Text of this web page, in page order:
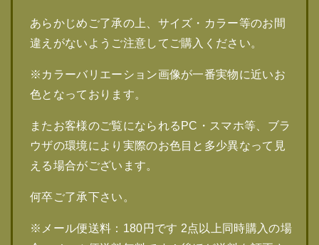
あらかじめご了承の上、サイズ・カラー等のお間
違えがないようご注意してご購入ください。
※カラーバリエーション画像が一番実物に近いお
色となっております。
またお客様のご覧になられるPC・スマホ等、ブラ
ウザの環境により実際のお色目と多少異なって見
える場合がございます。
何卒ご了承下さい。
※メール便送料：180円です 2点以上同時購入の場